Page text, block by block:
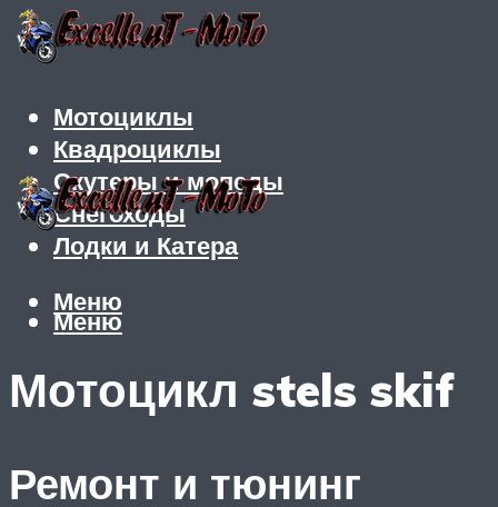
Мотоциклы
Квадроциклы
Скутеры и мопеды
Снегоходы
Лодки и Катера
Меню
Меню
Мотоцикл stels skif
Ремонт и тюнинг